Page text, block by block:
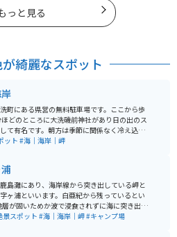
っと見る
綺麗なスポット
町にある県営の無料駐車場です。ここから歩
どのところに大洗磯前神社があり日の出のス
て有名です。朝方は季節に関係なく冷え込む
格好で行くのが望ましいです。近隣には大洗
ット#海｜海岸｜岬
島灘にあり、海岸線から突き出している岬と
ヶ浦といいます。白亜紀から残っているとい
が固いためか波で浸食されずに海に突き出て
岸線に温泉あり、キャンプ場あり。なんとい
景スポット #海｜海岸｜岬#キャンプ場